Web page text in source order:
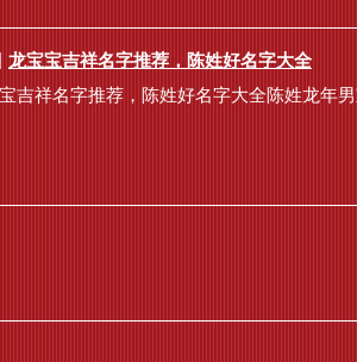
龙宝宝吉祥名字推荐，陈姓好名字大全
吉祥名字推荐，陈姓好名字大全陈姓龙年